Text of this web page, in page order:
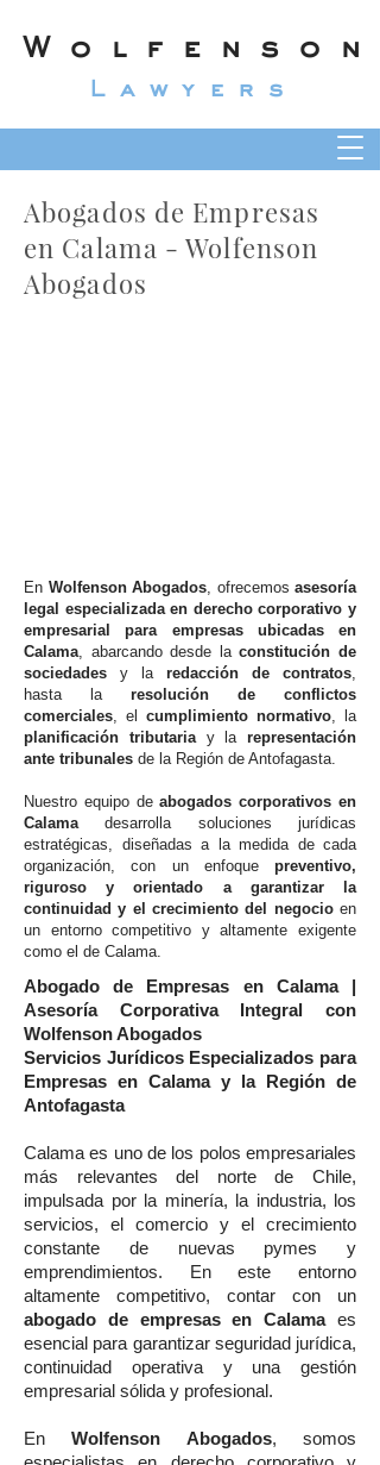
Wolfenson
Lawyers
Abogados de Empresas
en Calama - Wolfenson
Abogados
En Wolfenson Abogados, ofrecemos asesoría
legal especializada en derecho corporativo y
empresarial para empresas ubicadas en
Calama, abarcando desde laconstitución de
sociedades y la redacción de contratos,
hasta la resolución de conflictos
comerciales, el cumplimiento normativo, la
planificación tributariay la representación
ante tribunales de la Región de Antofagasta.
Nuestro equipo deabogados corporativos en
Calamadesarrolla soluciones jurídicas
estratégicas, diseñadas a la medida de cada
organización, con un enfoque preventivo,
riguroso y orientado a garantizar la
continuidad y el crecimiento del negocioen
un entorno competitivo y altamente exigente
como el de Calama.
Abogado de Empresas en Calama |
Asesoría Corporativa Integral con
Wolfenson Abogados
Servicios Jurídicos Especializados para
Empresas en Calama y la Región de
Antofagasta
Calama es uno de los polos empresariales
más relevantes del norte de Chile,
impulsada por la minería, la industria, los
servicios, el comercio y el crecimiento
constante de nuevas pymes y
emprendimientos. En este entorno
altamente competitivo, contar con un
abogado de empresas en Calamaes
esencial para garantizar seguridad jurídica,
continuidad operativa y una gestión
empresarial sólida y profesional.
EnWolfenson Abogados, somos